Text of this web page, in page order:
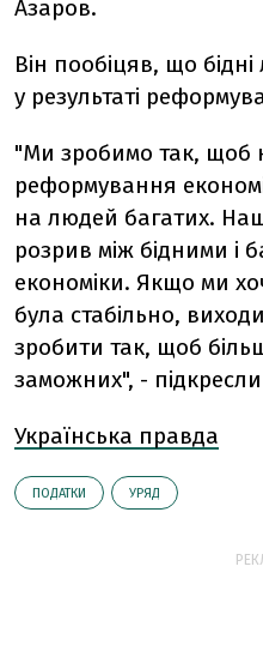
Азаров.
Він пообіцяв, що
у результаті
"Ми зробимо так, щоб
реформування
на людей багатих.
розрив між бідними і
економіки. Якщо ми
була стабільно,
зробити так, щоб
заможних", -
Українська правда
ПОДАТКИ УРЯД